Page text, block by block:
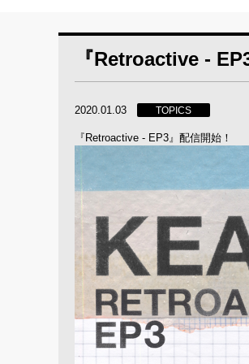
『Retroactive -
2020.01.03 TOPICS
『Retroactive - EP3』配信開始！